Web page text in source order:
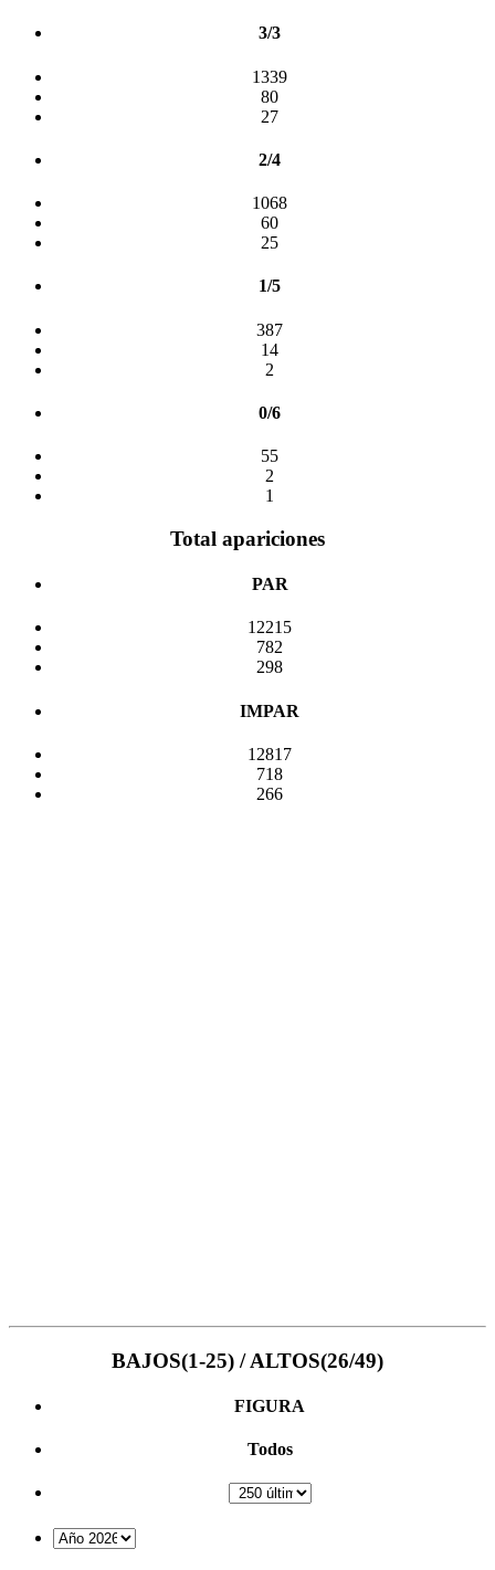
3/3
1339
80
27
2/4
1068
60
25
1/5
387
14
2
0/6
55
2
1
Total apariciones
PAR
12215
782
298
IMPAR
12817
718
266
BAJOS(1-25) / ALTOS(26/49)
FIGURA
Todos